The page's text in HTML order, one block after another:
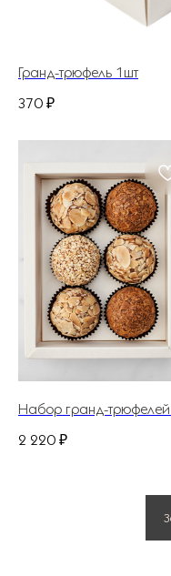
Гранд-трюфель 1шт
370 ₽
Набор гранд-
2 220 ₽
Разработано в веб-
© 2025 Все права
ОГРНИП 311583523700020